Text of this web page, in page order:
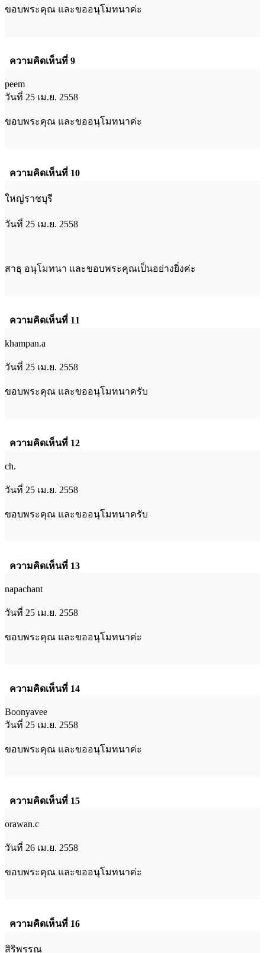
ขอบพระคุณ และขออนุโมทนาค่ะ
ความคิดเห็นที่ 9
peem
วันที่ 25 เม.ย. 2558
ขอบพระคุณ และขออนุโมทนาค่ะ
ความคิดเห็นที่ 10
ใหญ่ราชบุรี
วันที่ 25 เม.ย. 2558
สาธุ อนุโมทนา และขอบพระคุณเป็นอย่างยิ่งค่ะ
ความคิดเห็นที่ 11
khampan.a
วันที่ 25 เม.ย. 2558
ขอบพระคุณ และขออนุโมทนาครับ
ความคิดเห็นที่ 12
ch.
วันที่ 25 เม.ย. 2558
ขอบพระคุณ และขออนุโมทนาครับ
ความคิดเห็นที่ 13
napachant
วันที่ 25 เม.ย. 2558
ขอบพระคุณ และขออนุโมทนาค่ะ
ความคิดเห็นที่ 14
Boonyavee
วันที่ 25 เม.ย. 2558
ขอบพระคุณ และขออนุโมทนาค่ะ
ความคิดเห็นที่ 15
orawan.c
วันที่ 26 เม.ย. 2558
ขอบพระคุณ และขออนุโมทนาค่ะ
ความคิดเห็นที่ 16
สิริพรรณ